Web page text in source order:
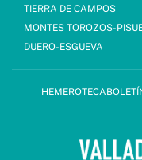
TIERRA DE CAMPOS
MONTES TOROZOS-
DUERO-ESGUEVA
HEMEROTECA